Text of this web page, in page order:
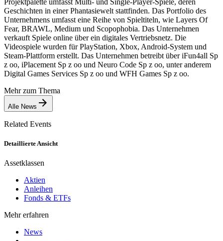
Geschichten in einer Phantasiewelt stattfinden. Das Portfolio des
Unternehmens umfasst eine Reihe von Spieltiteln, wie Layers Of
Fear, BRAWL, Medium und Scopophobia. Das Unternehmen
verkauft Spiele online über ein digitales Vertriebsnetz. Die
Videospiele wurden für PlayStation, Xbox, Android-System und
Steam-Plattform erstellt. Das Unternehmen betreibt über iFun4all Sp
z oo, iPlacement Sp z oo und Neuro Code Sp z oo, unter anderem
Digital Games Services Sp z oo und WFH Games Sp z oo.
Mehr zum Thema
Alle News
Related Events
Detaillierte Ansicht
Assetklassen
Aktien
Anleihen
Fonds & ETFs
Mehr erfahren
News